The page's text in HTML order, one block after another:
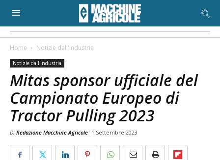
Home Notizie dall'industria
Notizie dall'industria
Mitas sponsor ufficiale del
Campionato Europeo di
Tractor Pulling 2023
Di Redazione Macchine Agricole 1 Settembre 2023